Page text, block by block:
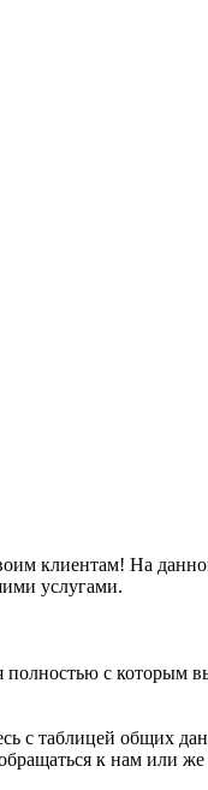
клиентам! На
услугами.
полностью с
с таблицей общих
к нам или же